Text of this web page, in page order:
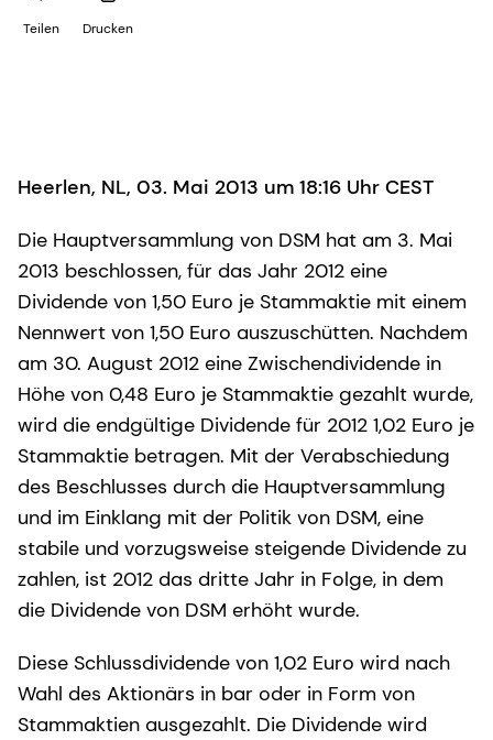
Teilen Drucken
Heerlen, NL, 03. Mai 2013 um 18:16 Uhr CEST
Die Hauptversammlung von DSM hat am 3. Mai
2013 beschlossen, für das Jahr 2012 eine
Dividende von 1,50 Euro je Stammaktie mit einem
Nennwert von 1,50 Euro auszuschütten. Nachdem
am 30. August 2012 eine Zwischendividende in
Höhe von 0,48 Euro je Stammaktie gezahlt wurde,
wird die endgültige Dividende für 2012 1,02 Euro je
Stammaktie betragen. Mit der Verabschiedung
des Beschlusses durch die Hauptversammlung
und im Einklang mit der Politik von DSM, eine
stabile und vorzugsweise steigende Dividende zu
zahlen, ist 2012 das dritte Jahr in Folge, in dem
die Dividende von DSM erhöht wurde.
Diese Schlussdividende von 1,02 Euro wird nach
Wahl des Aktionärs in bar oder in Form von
Stammaktien ausgezahlt. Die Dividende wird